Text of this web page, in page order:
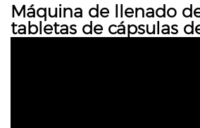
Máquina de llenado
tabletas de cápsulas